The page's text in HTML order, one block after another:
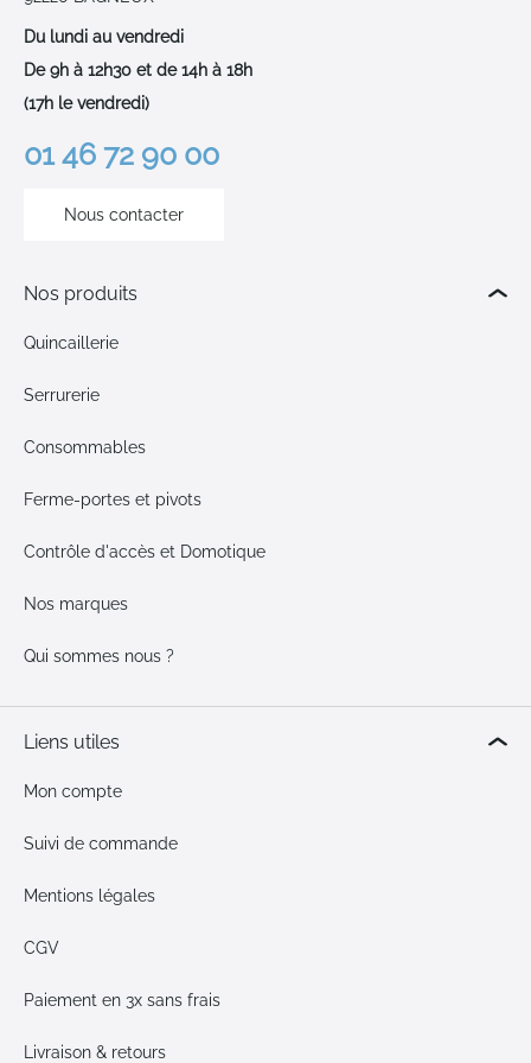
Du lundi au vendredi
De 9h à 12h30 et de 14h à 18h
(17h le vendredi)
01 46 72 90 00
Nous contacter
Nos produits
Quincaillerie
Serrurerie
Consommables
Ferme-portes et pivots
Contrôle d'accès et Domotique
Nos marques
Qui sommes nous ?
Liens utiles
Mon compte
Suivi de commande
Mentions légales
CGV
Paiement en 3x sans frais
Livraison & retours